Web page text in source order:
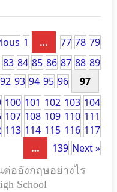
1 … 77 78 79
83 84 85 86 87 88 89
92 93 94 95 96
97
100 101 102 103 104
107 108 109 110 111
113 114 115 116 117
…
139 Next »
ต่ออังกฤษอย่างไร
School